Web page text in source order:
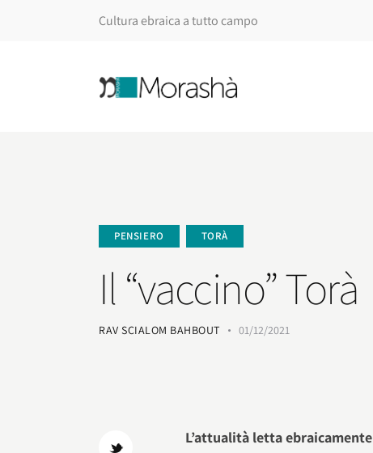
Cultura ebraica a tutto campo
PENSIERO TORÀ
Il “vaccino” Torà
RAV SCIALOM BAHBOUT 01/12/2021
L’attualità letta ebraicamente